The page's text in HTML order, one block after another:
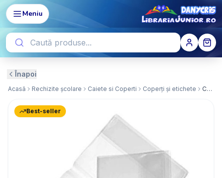
Meniu
Înapoi
Acasă Rechizite școlare Caiete si Coperti Coperți și etichete Coperta Carnet Note
Best-seller